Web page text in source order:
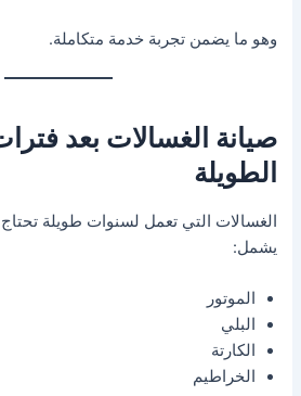
وهو ما يضمن تجربة خدمة متكاملة.
صيانة الغسالات بعد
الطويلة
الغسالات التي تعمل لسنوات طويلة
يشمل:
الموتور
البلي
الكارتة
الخراطيم